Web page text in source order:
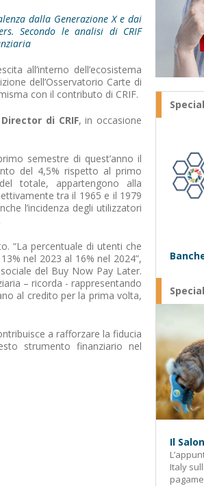
dalla Generazione X e dai
Secondo le analisi di CRIF
all’interno dell’ecosistema
dell’Osservatorio Carte di
con il contributo di CRIF.
di CRIF, in occasione
semestre di quest’anno il
del 4,5% rispetto al primo
totale, appartengono alla
tra il 1965 e il 1979
l’incidenza degli utilizzatori
“La percentuale di utenti che
nel 2023 al 16% nel 2024”,
del Buy Now Pay Later.
– ricorda - rappresentando
al credito per la prima volta,
a rafforzare la fiducia
strumento finanziario nel
Il
Italy